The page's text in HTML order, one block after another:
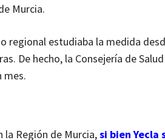
Murcia.
regional estudiaba la medida
De hecho, la Consejería de
mes.
la Región de Murcia,si bien Yecla